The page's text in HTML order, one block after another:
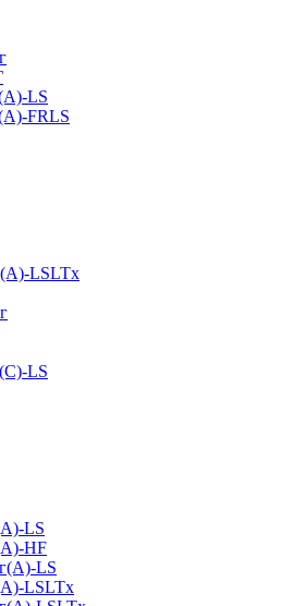
LS
FRLS
LSLTx
LS
LS
HF
LS
LSLTx